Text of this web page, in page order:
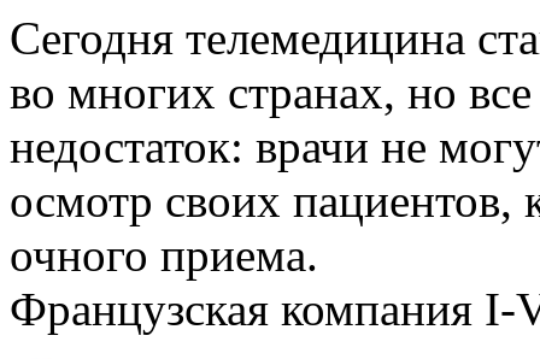
Сегодня телемедицина
во многих странах, но
недостаток: врачи не
осмотр своих пациентов,
очного приема.
Французская компания I-